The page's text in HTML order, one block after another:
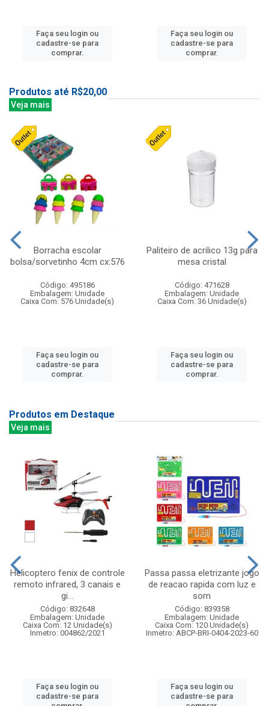
Faça seu login ou
cadastre-se para
comprar.
Faça seu login ou
cadastre-se para
comprar.
Produtos até R$20,00
Veja mais
Borracha escolar
bolsa/sorvetinho 4cm cx:576
Código: 495186
Embalagem: Unidade
Caixa Com: 576 Unidade(s)
Faça seu login ou
cadastre-se para
comprar.
Paliteiro de acrilico 13g para
mesa cristal
Código: 471628
Embalagem: Unidade
Caixa Com: 36 Unidade(s)
Faça seu login ou
cadastre-se para
comprar.
Produtos em Destaque
Veja mais
Helicoptero fenix de controle
remoto infrared, 3 canais e
gi...
Código: 832648
Embalagem: Unidade
Caixa Com: 12 Unidade(s)
Inmetro: 004862/2021
Faça seu login ou
cadastre-se para
Passa passa eletrizante jogo
de reacao rapida com luz e
som
Código: 839358
Embalagem: Unidade
Caixa Com: 120 Unidade(s)
Inmetro: ABCP-BRI-0404-2023-60
Faça seu login ou
cadastre-se para